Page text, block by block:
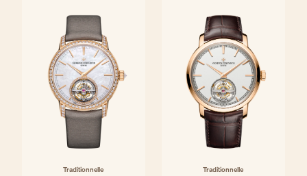
Traditionnelle Traditionnelle